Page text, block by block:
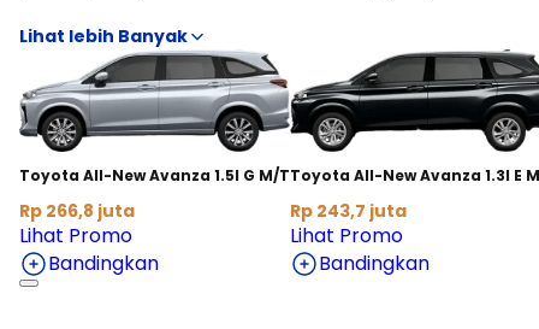
Toyota All-New Avanza 1.3l E CVT dari Toyota All-New
Avanza agar lebih mudah membandingkan fitur, transmisi,
dan budget sesuai kebutuhan MPV. Kami rangkum
informasi penting yang biasanya dicari sebelum beli, mulai
dari estimasi harga terbaru hingga arahan ke detail kredit
dan cicilan, supaya kamu bisa menentukan varian yang
paling pas tanpa harus buka banyak sumber.
Toyota All-New Avanza 1.5l G M/T
Rp 266,8 juta
Lihat Promo
Bandingkan
Toyota All-New Avanza 1.3l E
Rp 243,7 juta
Lihat Promo
Bandingkan